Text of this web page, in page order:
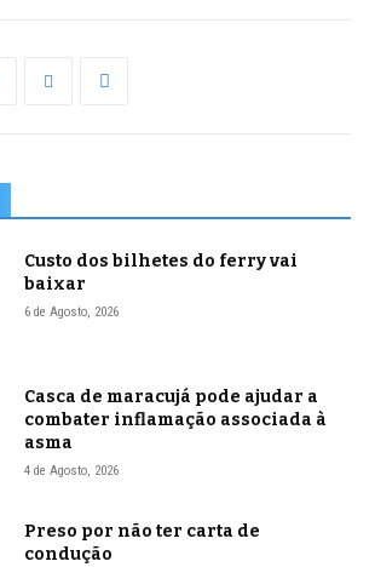
Custo dos bilhetes do ferry vai
baixar
6 de Agosto, 2026
Casca de maracujá pode ajudar a
combater inflamação associada à
asma
4 de Agosto, 2026
Preso por não ter carta de
condução